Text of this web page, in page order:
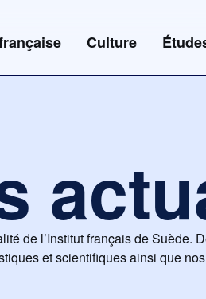
Culture
de l’Institut français de Suède.
et scientifiques ainsi que